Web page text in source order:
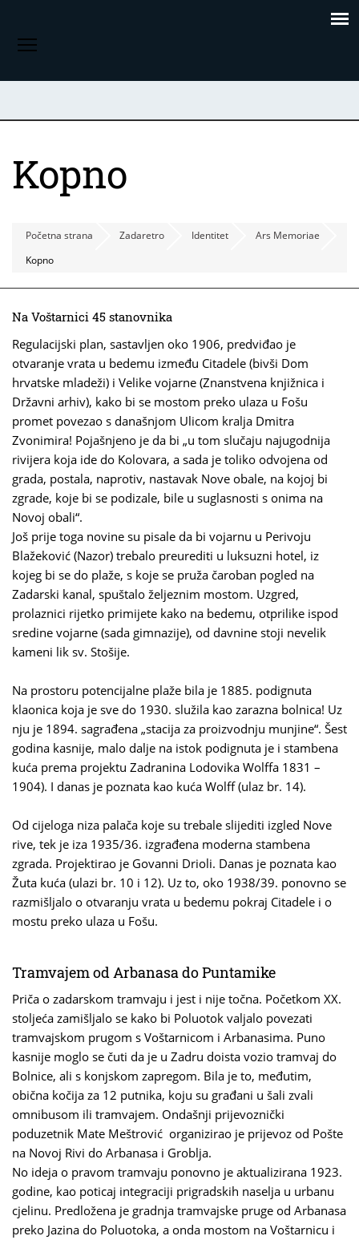
glavni
Kopno
Početna strana Zadaretro Identitet
Ars Memoriae
Kopno
Na Voštarnici 45 stanovnika
Regulacijski plan, sastavljen oko 1906, predviđao je
otvaranje vrata u bedemu između Citadele (bivši Dom
hrvatske mladeži) i Velike vojarne (Znanstvena knjižnica i
Državni arhiv), kako bi se mostom preko ulaza u Fošu
promet povezao s današnjom Ulicom kralja Dmitra
Zvonimira! Pojašnjeno je da bi „u tom slučaju najugodnija
rivijera koja ide do Kolovara, a sada je toliko odvojena od
grada, postala, naprotiv, nastavak Nove obale, na kojoj bi
zgrade, koje bi se podizale, bile u suglasnosti s onima na
Novoj obali“.
Još prije toga novine su pisale da bi vojarnu u Perivoju
Blažeković (Nazor) trebalo preurediti u luksuzni hotel, iz
kojeg bi se do plaže, s koje se pruža čaroban pogled na
Zadarski kanal, spuštalo željeznim mostom. Uzgred,
prolaznici rijetko primijete kako na bedemu, otprilike ispod
sredine vojarne (sada gimnazije), od davnine stoji nevelik
kameni lik sv. Stošije.
Na prostoru potencijalne plaže bila je 1885. podignuta
klaonica koja je sve do 1930. služila kao zarazna bolnica! Uz
nju je 1894. sagrađena „stacija za proizvodnju munjine“. Šest
godina kasnije, malo dalje na istok podignuta je i stambena
kuća prema projektu Zadranina Lodovika Wolffa 1831 –
1904). I danas je poznata kao kuća Wolff (ulaz br. 14).
Od cijeloga niza palača koje su trebale slijediti izgled Nove
rive, tek je iza 1935/36. izgrađena moderna stambena
zgrada. Projektirao je Govanni Drioli. Danas je poznata kao
Žuta kuća (ulazi br. 10 i 12). Uz to, oko 1938/39. ponovno se
razmišljalo o otvaranju vrata u bedemu pokraj Citadele i o
mostu preko ulaza u Fošu.
Tramvajem od Arbanasa do Puntamike
Priča o zadarskom tramvaju i jest i nije točna. Početkom XX.
stoljeća zamišljalo se kako bi Poluotok valjalo povezati
tramvajskom prugom s Voštarnicom i Arbanasima. Puno
kasnije moglo se čuti da je u Zadru doista vozio tramvaj do
Bolnice, ali s konjskom zapregom. Bila je to, međutim,
obična kočija za 12 putnika, koju su građani u šali zvali
omnibusom ili tramvajem. Ondašnji prijevoznički
poduzetnik Mate Meštrović organizirao je prijevoz od Pošte
na Novoj Rivi do Arbanasa i Groblja.
No ideja o pravom tramvaju ponovno je aktualizirana 1923.
godine, kao poticaj integraciji prigradskih naselja u urbanu
cjelinu. Predložena je gradnja tramvajske pruge od Arbanasa
preko Jazina do Poluotoka, a onda mostom na Voštarnicu i